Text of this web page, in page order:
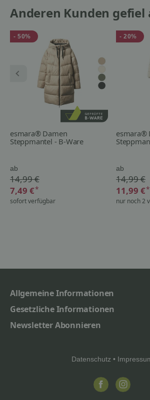
Anderen Kunden gefiel
- 50%
esmara® Damen
Steppmantel - B-Ware
ab
14,99 €
7,49 €*
sofort verfügbar
- 20%
esmara®
ab
14,99 €
11,99 €*
nur noch 2
Allgemeine Informationen
Gesetzliche Informationen
Newsletter Abonnieren
Datenschutz •